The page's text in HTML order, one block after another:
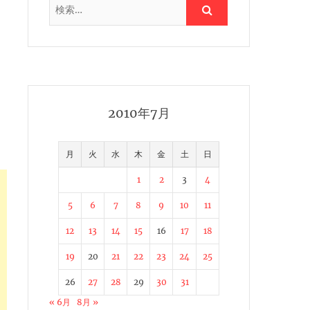
2010年7月
月 火 水 木 金 土 日
1 2 3 4
5 6 7 8 9 10 11
12 13 14 15 16 17 18
19 20 21 22 23 24 25
26 27 28 29 30
31
« 6月
8月 »